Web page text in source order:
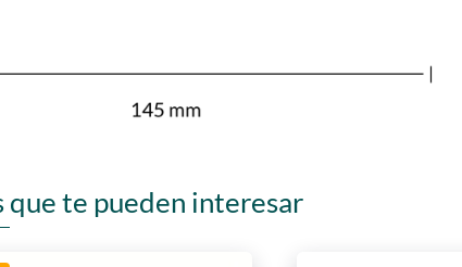
te pueden interesar